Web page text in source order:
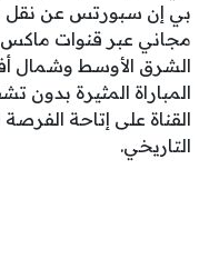
بي إن سبورتس عن نقل
مجاني عبر قنوات
الشرق الأوسط وشمال
المباراة المثيرة
القناة على إتاحة
التاريخي.